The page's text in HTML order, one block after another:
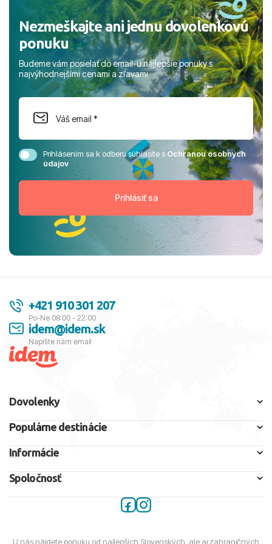
Nezmeškajte ani jednu dovolenkovú
ponuku
Budeme vám posielať do email-u najlepšie ponuky s
najvýhodnejšími cenami a zľavami
Prihlásením sa k odberu súhlasíte sOchranou osobných
údajov
+421 910 301 207
Po-Ne 08:00 - 22:00
idem@idem.sk
Napíšte nám email
Dovolenky
Populárne destinácie
Informácie
Spoločnosť
U nás nájdete ponuku od najlepších Slovenských, ale aj zahraničných